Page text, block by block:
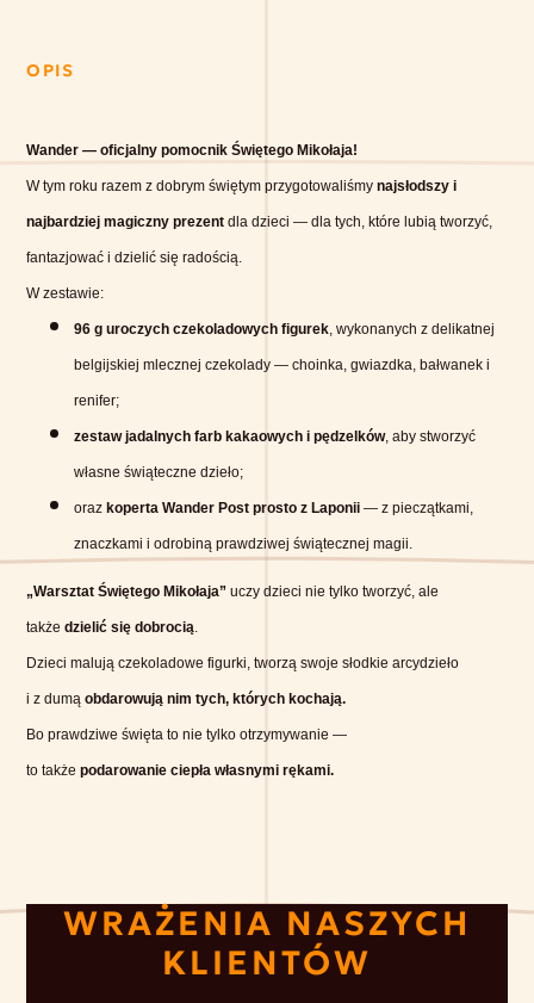
OPIS
Wander — oficjalny pomocnik Świętego Mikołaja!
W tym roku razem z dobrym świętym przygotowaliśmy najsłodszy i
najbardziej magiczny prezent dla dzieci — dla tych, które lubią tworzyć,
fantazjować i dzielić się radością.
W zestawie:
96 g uroczych czekoladowych figurek , wykonanych z delikatnej
belgijskiej mlecznej czekolady — choinka, gwiazdka, bałwanek i
renifer;
zestaw jadalnych farb kakaowych i pędzelków, aby stworzyć
własne świąteczne dzieło;
oraz koperta Wander Post prosto z Laponii — z pieczątkami,
znaczkami i odrobiną prawdziwej świątecznej magii.
„Warsztat Świętego Mikołaja” uczy dzieci nie tylko tworzyć, ale
także dzielić się dobrocią
Dzieci malują czekoladowe figurki, tworzą swoje słodkie arcydzieło
i z dumą obdarowują nim tych, których kochają.
Bo prawdziwe święta to nie tylko otrzymywanie —
to także podarowanie ciepła własnymi rękami.
WRAŻENIA NASZYCH
KLIENTÓW